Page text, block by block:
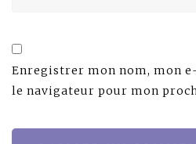
Enregistrer mon nom, mon
le navigateur pour mon